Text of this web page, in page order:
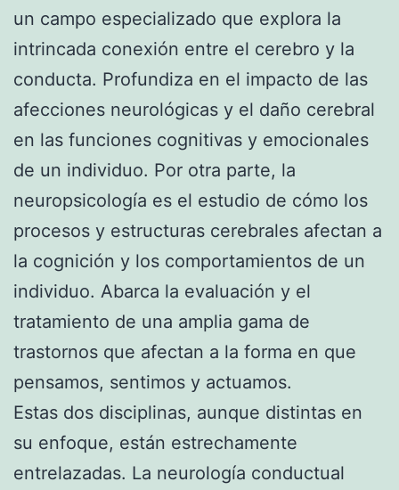
un campo especializado que explora la
intrincada conexión entre el cerebro y la
conducta. Profundiza en el impacto de las
afecciones neurológicas y el daño cerebral
en las funciones cognitivas y emocionales
de un individuo. Por otra parte, la
neuropsicología es el estudio de cómo los
procesos y estructuras cerebrales afectan a
la cognición y los comportamientos de un
individuo. Abarca la evaluación y el
tratamiento de una amplia gama de
trastornos que afectan a la forma en que
pensamos, sentimos y actuamos.
Estas dos disciplinas, aunque distintas en
su enfoque, están estrechamente
entrelazadas. La neurología conductual